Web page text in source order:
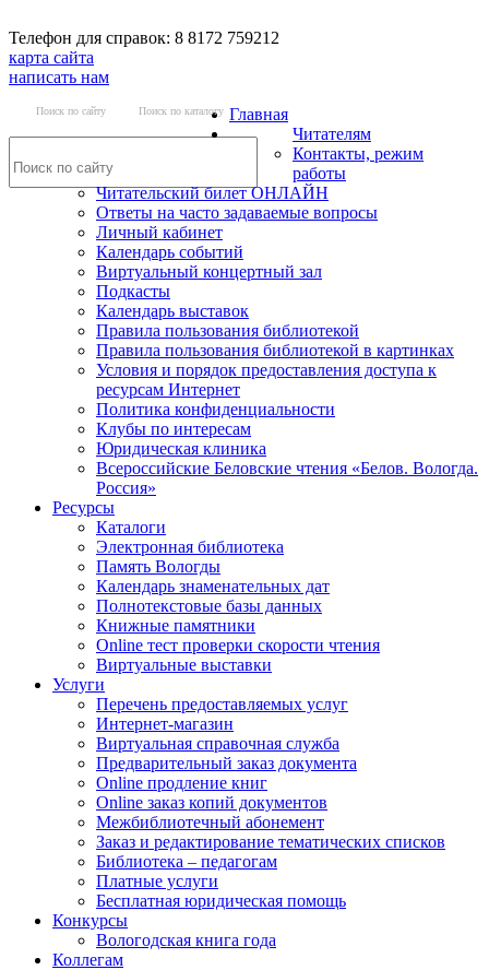
Телефон для справок: 8 8172 759212
карта сайта
написать нам
Поиск по сайту Поиск по каталогу Главная
Читателям
Контакты, режим
работы
Читательский билет ОНЛАЙН
Ответы на часто задаваемые вопросы
Личный кабинет
Календарь событий
Виртуальный концертный зал
Подкасты
Календарь выставок
Правила пользования библиотекой
Правила пользования библиотекой в картинках
Условия и порядок предоставления доступа к
ресурсам Интернет
Политика конфиденциальности
Клубы по интересам
Юридическая клиника
Всероссийские Беловские чтения «Белов. Вологда.
Россия»
Ресурсы
Каталоги
Электронная библиотека
Память Вологды
Календарь знаменательных дат
Полнотекстовые базы данных
Книжные памятники
Online тест проверки скорости чтения
Виртуальные выставки
Услуги
Перечень предоставляемых услуг
Интернет-магазин
Виртуальная справочная служба
Предварительный заказ документа
Online продление книг
Online заказ копий документов
Межбиблиотечный абонемент
Заказ и редактирование тематических списков
Библиотека – педагогам
Платные услуги
Бесплатная юридическая помощь
Конкурсы
Вологодская книга года
Коллегам